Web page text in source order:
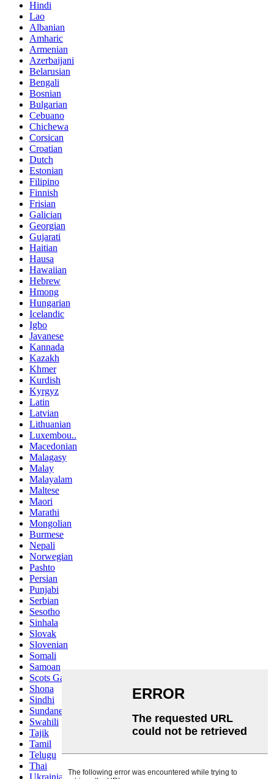
Hindi
Lao
Albanian
Amharic
Armenian
Azerbaijani
Belarusian
Bengali
Bosnian
Bulgarian
Cebuano
Chichewa
Corsican
Croatian
Dutch
Estonian
Filipino
Finnish
Frisian
Galician
Georgian
Gujarati
Haitian
Hausa
Hawaiian
Hebrew
Hmong
Hungarian
Icelandic
Igbo
Javanese
Kannada
Kazakh
Khmer
Kurdish
Kyrgyz
Latin
Latvian
Lithuanian
Luxembou..
Macedonian
Malagasy
Malay
Malayalam
Maltese
Maori
Marathi
Mongolian
Burmese
Nepali
Norwegian
Pashto
Persian
Punjabi
Serbian
Sesotho
Sinhala
Slovak
Slovenian
Somali
Samoan
Scots Gaelic
Shona
Sindhi
Sundanese
Swahili
Tajik
Tamil
Telugu
Thai
Ukrainian